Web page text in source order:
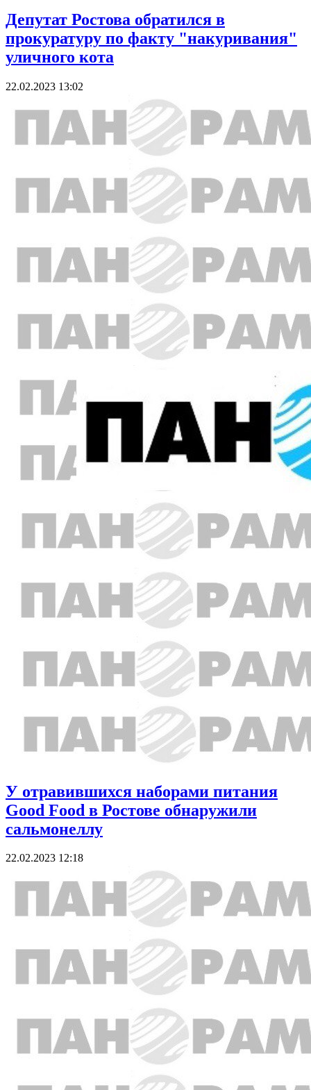
Депутат Ростова обратился в
прокуратуру по факту "накуривания"
уличного кота
22.02.2023 13:02
У отравившихся наборами питания
Good Food в Ростове обнаружили
сальмонеллу
22.02.2023 12:18